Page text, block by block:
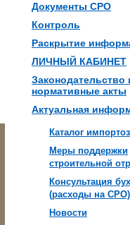
Документы СРО
Контроль
Раскрытие
ЛИЧНЫЙ КАБИНЕТ
Законодательство
нормативные акты
Актуальная
Каталог
Меры поддержки
строительной
Консультация
(расходы на СРО)
Новости